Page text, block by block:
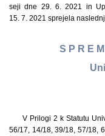
seji dne 29. 6. 2021 in
15. 7. 2021 sprejela
S P R E
V Prilogi 2 k Statutu
56/17, 14/18, 39/18, 57/18,